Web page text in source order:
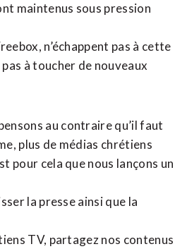
maintenus sous pression
n’échappent pas à cette
à toucher de nouveaux
au contraire qu’il faut
plus de médias chrétiens
pour cela que nous lançons un
la presse ainsi que la
TV, partagez nos contenus